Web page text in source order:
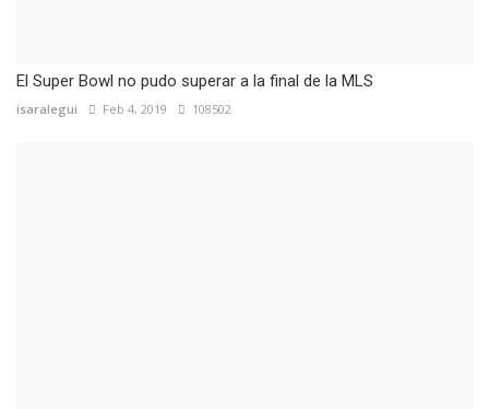
El Super Bowl no pudo superar a la final de la MLS
isaralegui Feb 4, 2019 108502